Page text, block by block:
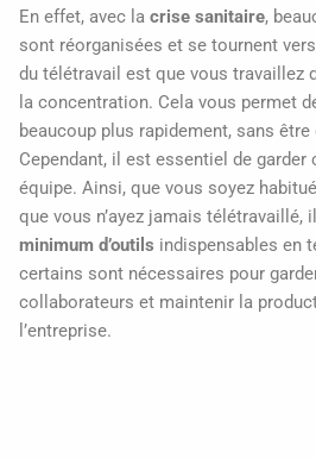
En effet, avec la crise sanitaire,
sont réorganisées et se tournent
du télétravail est que vous travaillez
la concentration. Cela vous permet
beaucoup plus rapidement, sans être
Cependant, il est essentiel de
équipe. Ainsi, que vous soyez
que vous n’ayez jamais télétravaillé,
minimum d’outils indispensables en
certains sont nécessaires pour
collaborateurs et maintenir la
l’entreprise.